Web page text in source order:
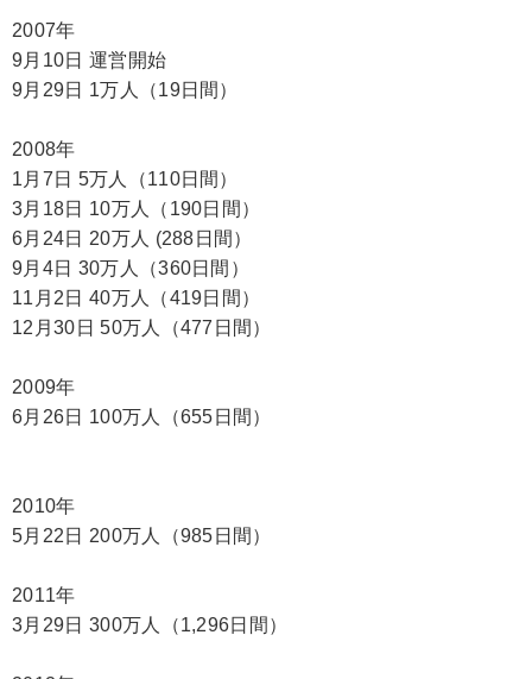
2007年
9月10日 運営開始
9月29日 1万人（19日間）
2008年
1月7日 5万人（110日間）
3月18日 10万人（190日間）
6月24日 20万人 (288日間）
9月4日 30万人（360日間）
11月2日 40万人（419日間）
12月30日 50万人（477日間）
2009年
6月26日 100万人（655日間）
2010年
5月22日 200万人（985日間）
2011年
3月29日 300万人（1,296日間）